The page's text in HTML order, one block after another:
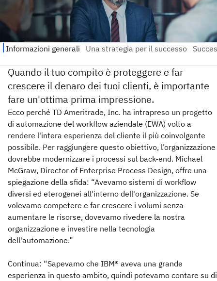
Quando il tuo compito è proteggere e far
crescere il denaro dei tuoi clienti, è importante
fare un'ottima prima impressione.
Ecco perché TD Ameritrade, Inc. ha intrapreso un progetto
di automazione del workflow aziendale (EWA) volto a
rendere l'intera esperienza del cliente il più coinvolgente
possibile. Per raggiungere questo obiettivo, l’organizzazione
dovrebbe modernizzare i processi sul back-end. Michael
McGraw, Director of Enterprise Process Design, offre una
spiegazione della sfida: “Avevamo sistemi di workflow
diversi ed eterogenei all'interno dell'organizzazione. Se
volevamo competere e far crescere i volumi senza
aumentare le risorse, dovevamo rivedere la nostra
organizzazione e investire nella tecnologia
dell'automazione.”
Continua: “Sapevamo che IBM® aveva una grande
esperienza in questo ambito, quindi potevamo contare su di